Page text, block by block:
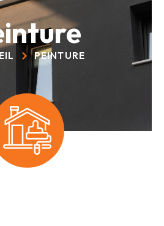
PEINTURE